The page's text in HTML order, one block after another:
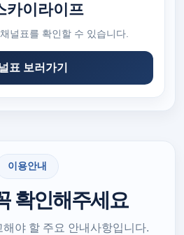
카이라이프
널표를 확인할 수 있습니다.
표 보러가기
이용안내
확인해주세요
야 할 주요 안내사항입니다.